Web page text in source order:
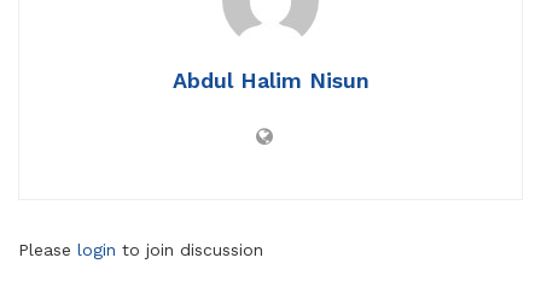
Abdul Halim Nisun
Please login to join discussion